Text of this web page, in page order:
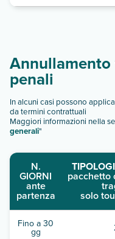
Annullamento
penali
In alcuni casi possono
da termini contrattuali
Maggiori informazioni nella
generali"
N.
GIORNI
ante
partenza
pacchetto
solo
Fino a 30
gg